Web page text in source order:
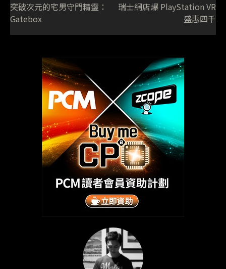
突破次元的宅男守門精靈：
Gatebox
瑞士網店爆 PlayStation VR
盛惠四千